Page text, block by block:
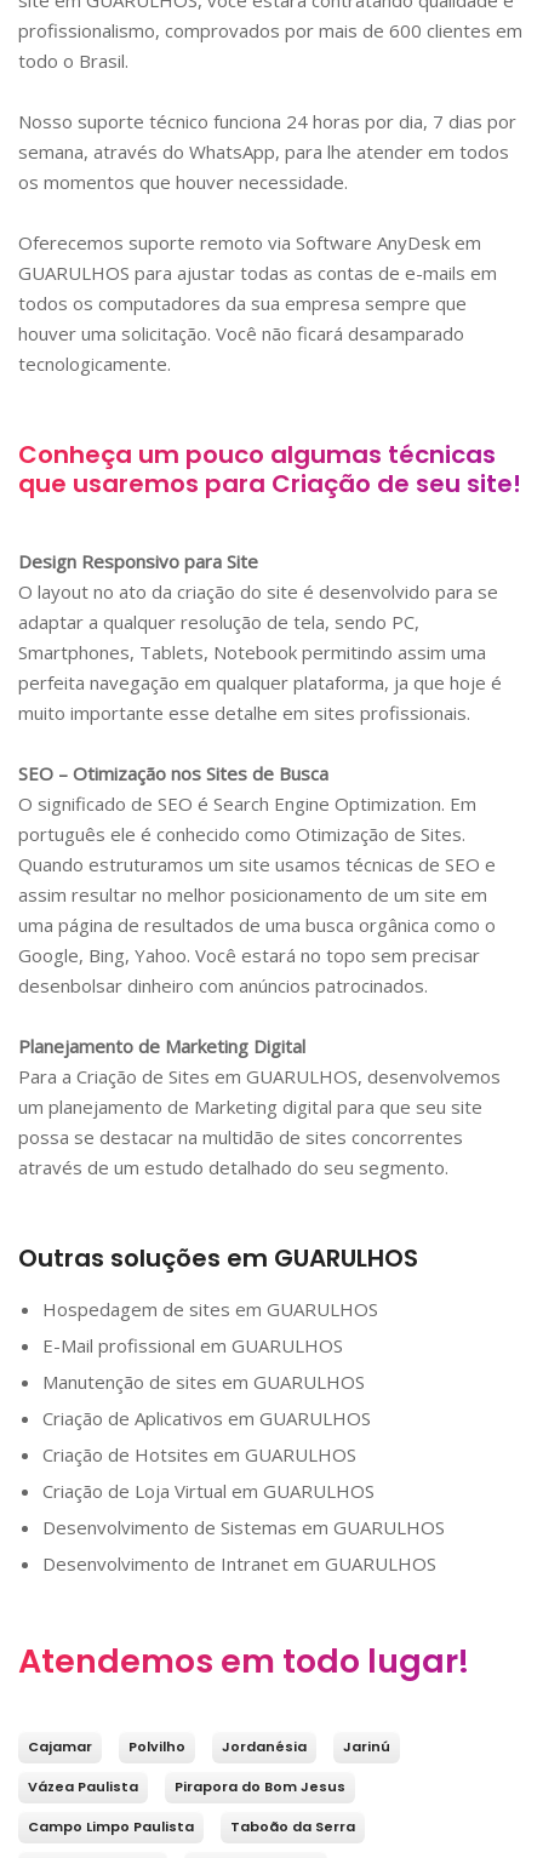
profissionalismo, comprovados por mais de 600 clientes em
todo o Brasil.
Nosso suporte técnico funciona 24 horas por dia, 7 dias por
semana, através do WhatsApp, para lhe atender em todos
os momentos que houver necessidade.
Oferecemos suporte remoto via Software AnyDesk em
GUARULHOS para ajustar todas as contas de e-mails em
todos os computadores da sua empresa sempre que
houver uma solicitação. Você não ficará desamparado
tecnologicamente.
Conheça um pouco algumas técnicas
que usaremos para Criação de seu site!
Design Responsivo para Site
O layout no ato da criação do site é desenvolvido para se
adaptar a qualquer resolução de tela, sendo PC,
Smartphones, Tablets, Notebook permitindo assim uma
perfeita navegação em qualquer plataforma, ja que hoje é
muito importante esse detalhe em sites profissionais.
SEO – Otimização nos Sites de Busca
O significado de SEO é Search Engine Optimization. Em
português ele é conhecido como Otimização de Sites.
Quando estruturamos um site usamos técnicas de SEO e
assim resultar no melhor posicionamento de um site em
uma página de resultados de uma busca orgânica como o
Google, Bing, Yahoo. Você estará no topo sem precisar
desenbolsar dinheiro com anúncios patrocinados.
Planejamento de Marketing Digital
Para a Criação de Sites em GUARULHOS, desenvolvemos
um planejamento de Marketing digital para que seu site
possa se destacar na multidão de sites concorrentes
através de um estudo detalhado do seu segmento.
Outras soluções em GUARULHOS
Hospedagem de sites em GUARULHOS
E-Mail profissional em GUARULHOS
Manutenção de sites em GUARULHOS
Criação de Aplicativos em GUARULHOS
Criação de Hotsites em GUARULHOS
Criação de Loja Virtual em GUARULHOS
Desenvolvimento de Sistemas em GUARULHOS
Desenvolvimento de Intranet em GUARULHOS
Atendemos em todo lugar!
Cajamar Polvilho Jordanésia Jarinú
Vázea Paulista Pirapora do Bom Jesus
Campo Limpo Paulista Taboão da Serra